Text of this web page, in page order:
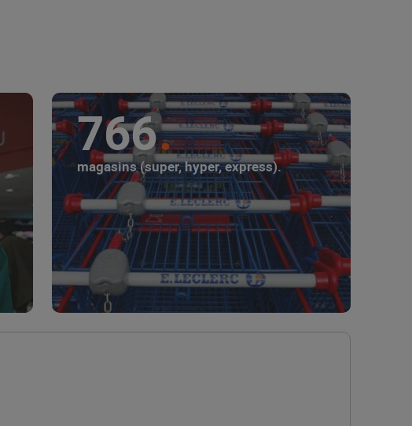
766
magasins (super, hyper, express).